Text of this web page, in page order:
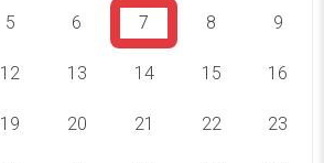
5 6 7 8 9
12 13 14 15 16
19 20 21 22 23